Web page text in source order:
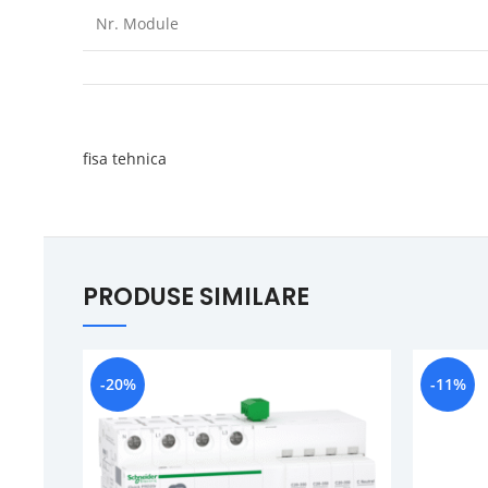
Nr. Module
fisa tehnica
PRODUSE SIMILARE
-20% -11%